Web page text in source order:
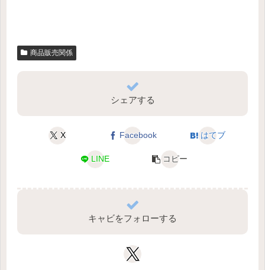
商品販売関係
シェアする
X Facebook はてブ
LINE コピー
キャビをフォローする